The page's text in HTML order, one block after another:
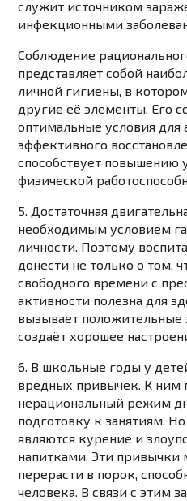
служит источником
инфекционными
Соблюдение
представляет собой
личной гигиены, в
другие её элементы. Его
оптимальные условия для
эффективного
способствует повышению
физической
5. Достаточная
необходимым условием
личности. Поэтому
донести не только о том,
свободного времени с
активности полезна для
вызывает положительные
создаёт хорошее
6. В школьные годы у
вредных привычек. К ним
нерациональный режим
подготовку к занятиям.
являются курение и
напитками. Эти привычки
перерасти в порок,
человека. В связи с этим